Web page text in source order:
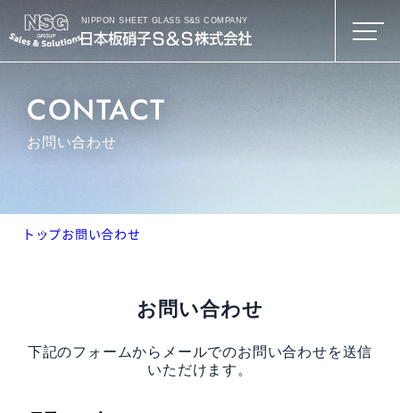
NIPPON SHEET GLASS S&S COMPANY
CONTACT
お問い合わせ
トップお問い合わせ
お問い合わせ
下記のフォームからメールでのお問い合わせを送信
いただけます。